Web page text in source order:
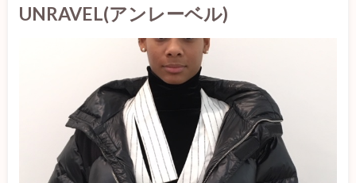
UNRAVEL(アンレーベル)